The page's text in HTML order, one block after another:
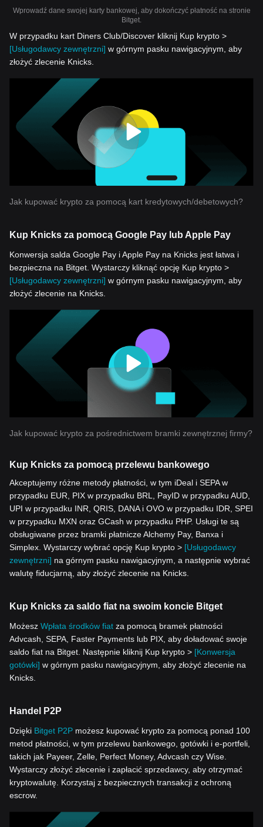
Wprowadź dane swojej karty bankowej, aby dokończyć płatność na stronie
Bitget.
W przypadku kart Diners Club/Discover kliknij Kup krypto >
[Usługodawcy zewnętrzni] w górnym pasku nawigacyjnym, aby
złożyć zlecenie Knicks.
Jak kupować krypto za pomocą kart kredytowych/debetowych?
Kup Knicks za pomocą Google Pay lub Apple Pay
Konwersja salda Google Pay i Apple Pay na Knicks jest łatwa i
bezpieczna na Bitget. Wystarczy kliknąć opcję Kup krypto >
[Usługodawcy zewnętrzni] w górnym pasku nawigacyjnym, aby
złożyć zlecenie na Knicks.
Jak kupować krypto za pośrednictwem bramki zewnętrznej firmy?
Kup Knicks za pomocą przelewu bankowego
Akceptujemy różne metody płatności, w tym iDeal i SEPA w
przypadku EUR, PIX w przypadku BRL, PayID w przypadku AUD,
UPI w przypadku INR, QRIS, DANA i OVO w przypadku IDR, SPEI
w przypadku MXN oraz GCash w przypadku PHP. Usługi te są
obsługiwane przez bramki płatnicze Alchemy Pay, Banxa i
Simplex. Wystarczy wybrać opcję Kup krypto > [Usługodawcy
zewnętrzni] na górnym pasku nawigacyjnym, a następnie wybrać
walutę fiducjarną, aby złożyć zlecenie na Knicks.
Kup Knicks za saldo fiat na swoim koncie Bitget
Możesz Wpłata środków fiat za pomocą bramek płatności
Advcash, SEPA, Faster Payments lub PIX, aby doładować swoje
saldo fiat na Bitget. Następnie kliknij Kup krypto > [Konwersja
gotówki] w górnym pasku nawigacyjnym, aby złożyć zlecenie na
Knicks.
Handel P2P
Dzięki Bitget P2P możesz kupować krypto za pomocą ponad 100
metod płatności, w tym przelewu bankowego, gotówki i e-portfeli,
takich jak Payeer, Zelle, Perfect Money, Advcash czy Wise.
Wystarczy złożyć zlecenie i zapłacić sprzedawcy, aby otrzymać
kryptowalutę. Korzystaj z bezpiecznych transakcji z ochroną
escrow.